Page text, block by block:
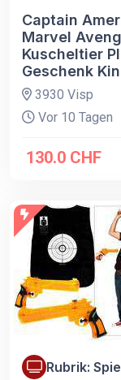
Captain
Marvel
Kuscheltier
Geschenk
3930 Visp
Vor 10 Tagen
130.0 CHF
Rubrik: